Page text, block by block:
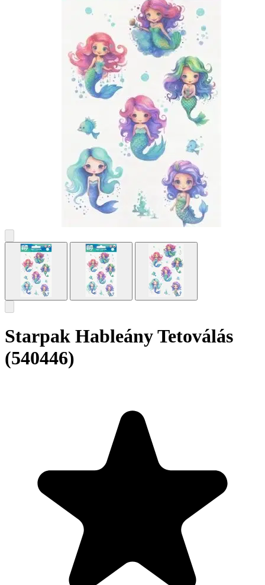
Starpak Hableány Tetoválás
(540446)